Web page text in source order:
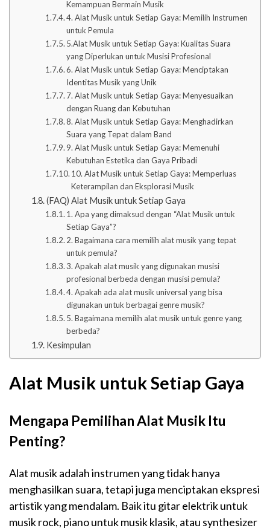
Kemampuan Bermain Musik
4. Alat Musik untuk Setiap Gaya: Memilih Instrumen
untuk Pemula
5.Alat Musik untuk Setiap Gaya: Kualitas Suara
yang Diperlukan untuk Musisi Profesional
6. Alat Musik untuk Setiap Gaya: Menciptakan
Identitas Musik yang Unik
7. Alat Musik untuk Setiap Gaya: Menyesuaikan
dengan Ruang dan Kebutuhan
8. Alat Musik untuk Setiap Gaya: Menghadirkan
Suara yang Tepat dalam Band
9. Alat Musik untuk Setiap Gaya: Memenuhi
Kebutuhan Estetika dan Gaya Pribadi
10. Alat Musik untuk Setiap Gaya: Memperluas
Keterampilan dan Eksplorasi Musik
(FAQ) Alat Musik untuk Setiap Gaya
1. Apa yang dimaksud dengan “Alat Musik untuk
Setiap Gaya”?
2. Bagaimana cara memilih alat musik yang tepat
untuk pemula?
3. Apakah alat musik yang digunakan musisi
profesional berbeda dengan musisi pemula?
4. Apakah ada alat musik universal yang bisa
digunakan untuk berbagai genre musik?
5. Bagaimana memilih alat musik untuk genre yang
berbeda?
Kesimpulan
Alat Musik untuk Setiap Gaya
Mengapa Pemilihan Alat Musik Itu
Penting?
Alat musik adalah instrumen yang tidak hanya
menghasilkan suara, tetapi juga menciptakan ekspresi
artistik yang mendalam. Baik itu gitar elektrik untuk
musik rock, piano untuk musik klasik, atau synthesizer